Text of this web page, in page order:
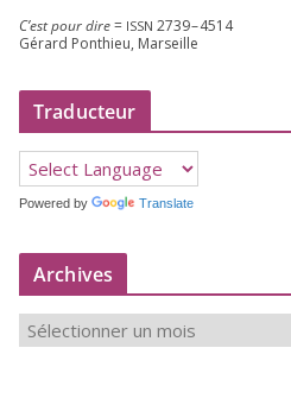
C’est pour dire= ISSN 2739–4514
Gérard Ponthieu, Marseille
Traducteur
Powered by Translate
Archives
r